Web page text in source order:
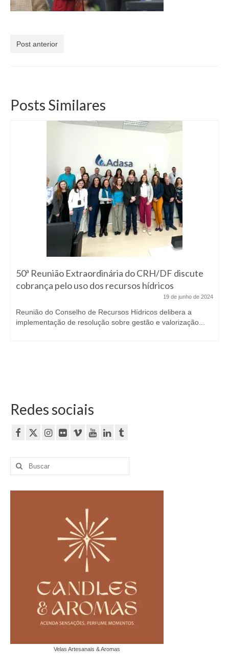
Post anterior
Posts Similares
50ª Reunião Extraordinária do CRH/DF discute
cobrança pelo uso dos recursos hídricos
19 de junho de 2024
Reunião do Conselho de Recursos Hídricos delibera a
implementação de resolução sobre gestão e valorização...
Redes sociais
Buscar
por:
Velas Artesanais & Aromas